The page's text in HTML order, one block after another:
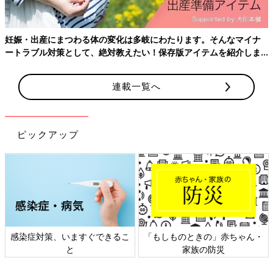
妊婦健診の時、希望者は「母体血清マーカー検査」を受けられる
と聞き、軽い気持ちで申し込みました。しかしこの判断は出産す
るまでずっと後悔することに…。検査の結果、胎児
に疾患がある
確率が同年代の妊婦の数値より高かったからです。私は高齢の妊
し、実際この結果に直面してみると、どう決断すべきか大変悩
み、気持ちを立て直すのにかなり時間がかかりました。
妊娠23週目のエコー写真 性別がほぼ確定
妊娠・出産にまつわる体の変化は多岐にわたります。そんなマイナ
ートラブル対策として、絶対教えたい！保存版アイテムを紹介しま
連載一覧へ
ピックアップ
感染症対策、いますぐできるこ
と
「もしものときの」赤ちゃん・
家族の防災